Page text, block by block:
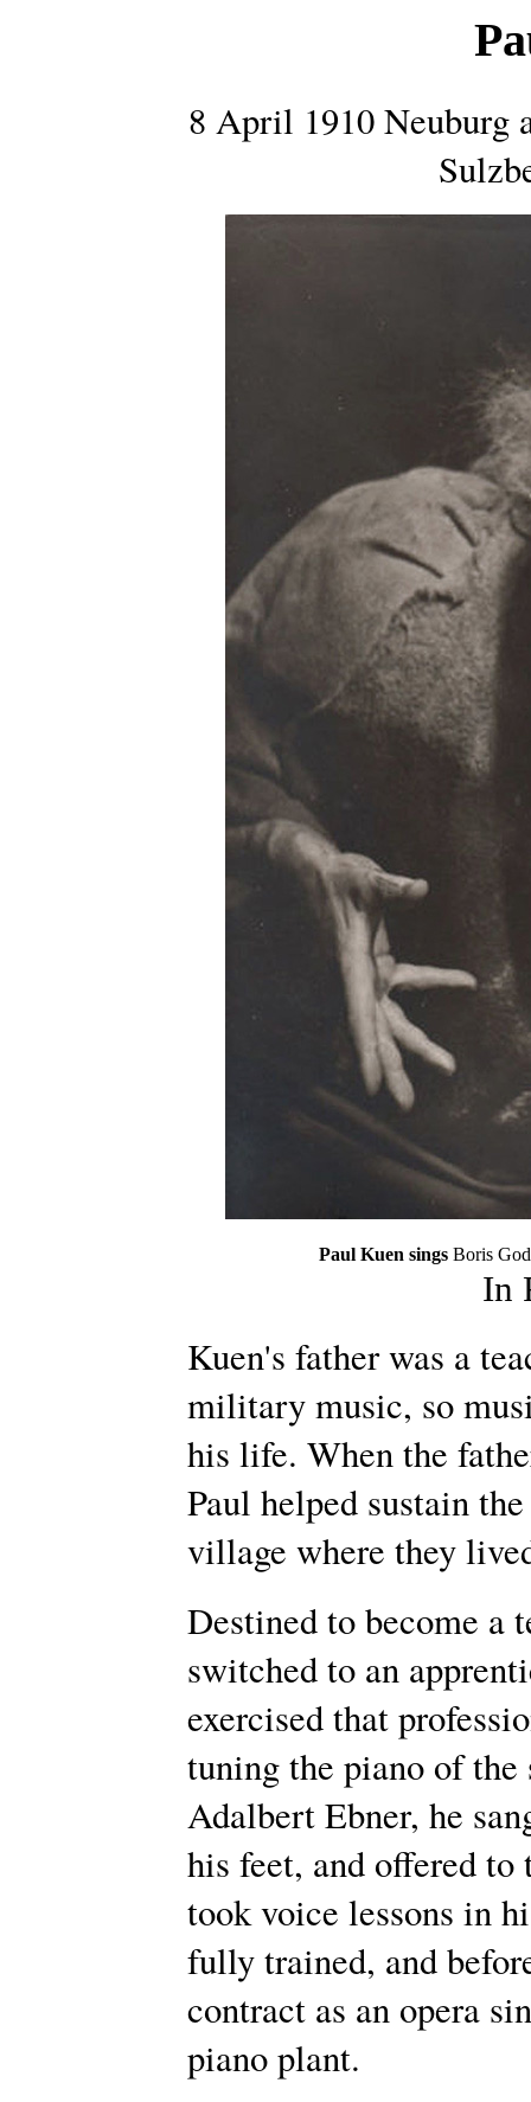
8 April 1910 Neuburg
Paul Kuen sings Boris
In
Kuen's father was a
military music, so
his life. When the
Paul helped sustain
village where they
Destined to become a
switched to an
exercised that
tuning the piano of the
Adalbert Ebner, he
his feet, and offered
took voice lessons in
fully trained, and
contract as an opera
piano plant.